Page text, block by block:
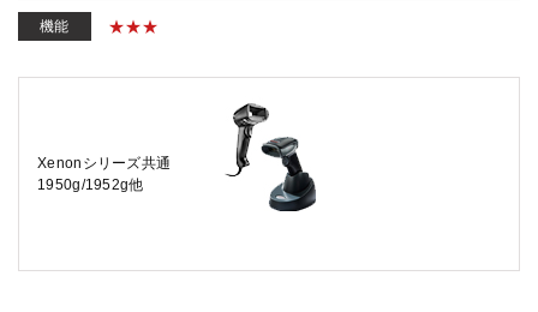
機能
Xenonシリーズ共通
1950g/1952g他